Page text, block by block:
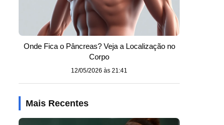
Onde Fica o Pâncreas? Veja a Localização no
Corpo
12/05/2026 às 21:41
Mais Recentes